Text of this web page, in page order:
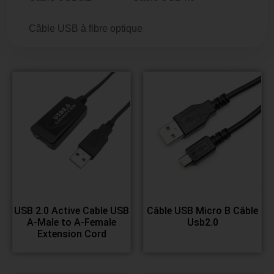
Câble USB à fibre optique
USB 2.0 Active Cable USB
A-Male to A-Female
Extension Cord
Câble USB Micro B Câble
Usb2.0